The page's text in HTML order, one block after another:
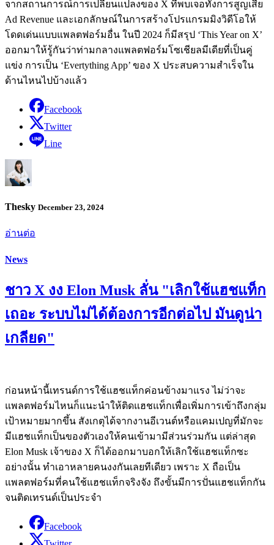
จากสถานการณ์การเปลี่ยนแปลงของ X ที่พบเจอทั้งการสูญเสีย
Ad Revenue และเอกลักษณ์ในการสร้างโปรแกรมมิงวิดีโอให้
โดดเด่นแบบแพลตฟอร์มอื่น ในปี 2024 ก็มีสรุป ‘This Year on X’
ออกมาให้รู้กันว่าท่ามกลางแพลตฟอร์มโซเชียลมีเดียที่เป็นคู่
แข่ง การเป็น ‘Evertything App’ ของ X ประสบความสำเร็จใน
ด้านไหนไปบ้างแล้ว
Facebook
Twitter
Line
Thesky December 23, 2024
อ่านต่อ
News
ชาว X งง Elon Musk ลั่น "เลิกใช้แฮชแท็ก
เถอะ ระบบไม่ได้ต้องการอีกต่อไป มันดูน่า
เกลียด"
ก่อนหน้านี้เทรนด์การใช้แฮชแท็กค่อนข้างมาแรง ไม่ว่าจะ
แพลตฟอร์มไหนก็แนะนำให้ติดแฮชแท็กเพื่อเพิ่มการเข้าถึงกลุ่ม
เป้าหมายมากขึ้น สังเกตุได้จากงานอีเวนต์หรือแคมเปญที่มักจะ
มีแฮชแท็กเป็นของตัวเองให้คนเข้ามามีส่วนร่วมกัน แต่ล่าสุด
Elon Musk เจ้าของ X ก็ได้ออกมาบอกให้เลิกใช้แฮชแท็กซะ
อย่างนั้น ทำเอาหลายคนงงกันเลยทีเดียว เพราะ X ถือเป็น
แพลตฟอร์มที่คนใช้แฮชแท็กจริงจัง ถึงขั้นมีการปั่นแฮชแท็กกัน
จนติดเทรนด์เป็นประจำ
Facebook